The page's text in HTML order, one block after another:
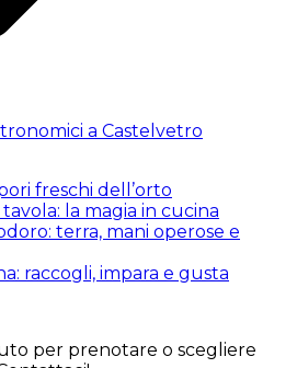
a Castelvetro
freschi dell’orto
la magia in cucina
terra, mani operose e
raccogli, impara e gusta
per prenotare o scegliere